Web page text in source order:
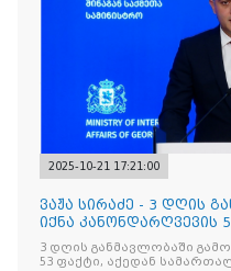
2025-10-21 17:21:00
ვაჟა სირაძე - 3 დღის
იქნა კანონდარღვევის
სამართალდამრღვევია
3 დღის განმავლობაში
53 ფაქტი, აქედან